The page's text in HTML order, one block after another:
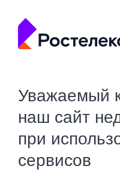
Уважаемый
наш сайт
при
сервисов